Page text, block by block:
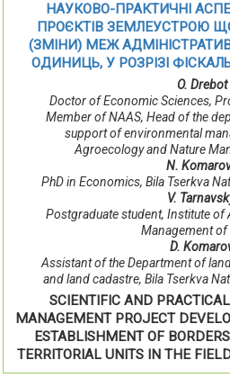
НАУКОВО-ПРАКТИЧНІ
ПРОЄКТІВ ЗЕМЛЕУСТРОЮ
(ЗМІНИ) МЕЖ
ОДИНИЦЬ, У РОЗРІЗІ
O. Drebot
Doctor of Economic Sciences,
Member of NAAS, Head of the
support of environmental
Agroecology and Nature
N.
PhD in Economics, Bila Tserkva
V.
Postgraduate student, Institute of
Management of
D.
Assistant of the Department of
and land cadastre, Bila Tserkva
SCIENTIFIC AND
MANAGEMENT PROJECT
ESTABLISHMENT OF
TERRITORIAL UNITS IN THE